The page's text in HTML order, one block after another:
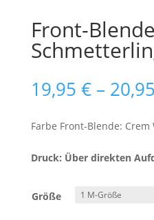
Front-Blende
19,95 € – 20,95
Farbe Front-Blende: Crem
Druck: Über direkten
Größe